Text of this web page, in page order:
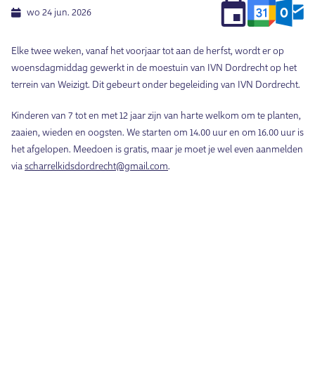
wo 24 jun. 2026
Elke twee weken, vanaf het voorjaar tot aan de herfst, wordt er op
woensdagmiddag gewerkt in de moestuin van IVN Dordrecht op het
terrein van Weizigt. Dit gebeurt onder begeleiding van IVN Dordrecht.
Kinderen van 7 tot en met 12 jaar zijn van harte welkom om te planten,
zaaien, wieden en oogsten. We starten om 14.00 uur en om 16.00 uur is
het afgelopen. Meedoen is gratis, maar je moet je wel even aanmelden
via scharrelkidsdordrecht@gmail.com.